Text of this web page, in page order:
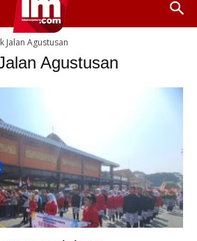
Jalan Agustusan
Agustusan